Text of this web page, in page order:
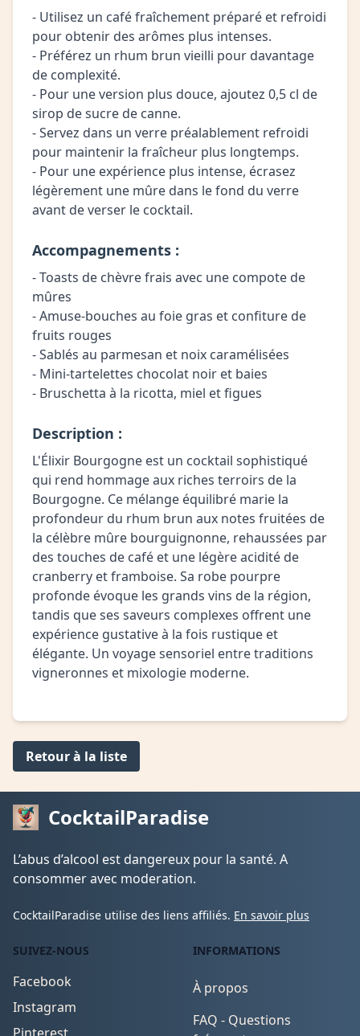
- Utilisez un café fraîchement préparé et refroidi
pour obtenir des arômes plus intenses.
- Préférez un rhum brun vieilli pour davantage
de complexité.
- Pour une version plus douce, ajoutez 0,5 cl de
sirop de sucre de canne.
- Servez dans un verre préalablement refroidi
pour maintenir la fraîcheur plus longtemps.
- Pour une expérience plus intense, écrasez
légèrement une mûre dans le fond du verre
avant de verser le cocktail.
Accompagnements :
- Toasts de chèvre frais avec une compote de
mûres
- Amuse-bouches au foie gras et confiture de
fruits rouges
- Sablés au parmesan et noix caramélisées
- Mini-tartelettes chocolat noir et baies
- Bruschetta à la ricotta, miel et figues
Description :
L'Élixir Bourgogne est un cocktail sophistiqué
qui rend hommage aux riches terroirs de la
Bourgogne. Ce mélange équilibré marie la
profondeur du rhum brun aux notes fruitées de
la célèbre mûre bourguignonne, rehaussées par
des touches de café et une légère acidité de
cranberry et framboise. Sa robe pourpre
profonde évoque les grands vins de la région,
tandis que ses saveurs complexes offrent une
expérience gustative à la fois rustique et
élégante. Un voyage sensoriel entre traditions
vigneronnes et mixologie moderne.
Retour à la liste
CocktailParadise
L’abus d’alcool est dangereux pour la santé. A
consommer avec moderation.
CocktailParadise utilise des liens affiliés. En savoir plus
SUIVEZ-NOUS
Facebook
Instagram
INFORMATIONS
À propos
FAQ - Questions